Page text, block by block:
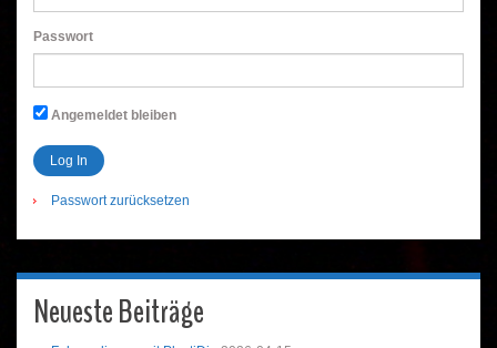
Passwort
Angemeldet bleiben
Passwort zurücksetzen
Neueste Beiträge